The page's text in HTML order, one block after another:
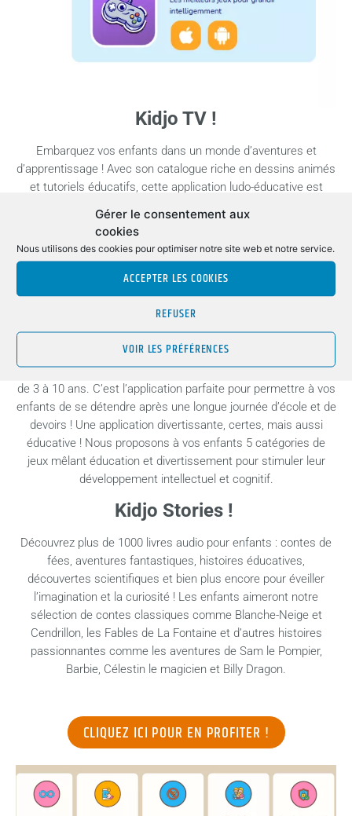
Gérer le consentement aux
cookies
Nous utilisons des cookies pour optimiser notre site web et notre service.
ACCEPTER LES COOKIES
REFUSER
VOIR LES PRÉFÉRENCES
Kidjo TV !
Embarquez vos enfants dans un monde d’aventures et
d’apprentissage ! Avec son catalogue riche en dessins animés
et tutoriels éducatifs, cette application ludo-éducative est
offre aux parents une pause bien méritée !
Kidjo TV garantit une expérience sûre et sans publicité aux
chaque famille.
Kidjo Games !
Kidjo Games est le terrain de jeu ultime pour les enfants âgés
de 3 à 10 ans. C’est l’application parfaite pour permettre à vos
enfants de se détendre après une longue journée d’école et de
devoirs ! Une application divertissante, certes, mais aussi
éducative ! Nous proposons à vos enfants 5 catégories de
jeux mêlant éducation et divertissement pour stimuler leur
développement intellectuel et cognitif.
Kidjo Stories !
Découvrez plus de 1000 livres audio pour enfants : contes de
fées, aventures fantastiques, histoires éducatives,
découvertes scientifiques et bien plus encore pour éveiller
l’imagination et la curiosité ! Les enfants aimeront notre
sélection de contes classiques comme Blanche-Neige et
Cendrillon, les Fables de La Fontaine et d’autres histoires
passionnantes comme les aventures de Sam le Pompier,
Barbie, Célestin le magicien et Billy Dragon.
CLIQUEZ ICI POUR EN PROFITER !